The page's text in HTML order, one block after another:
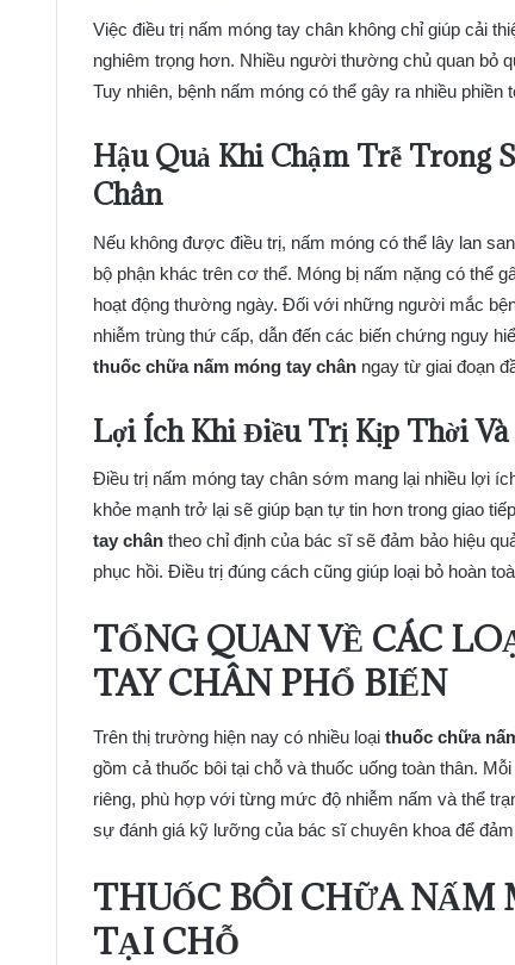
Việc điều trị nấm móng tay chân không chỉ giúp cải
nghiêm trọng hơn. Nhiều người thường chủ quan bỏ
Tuy nhiên, bệnh nấm móng có thể gây ra nhiều
Hậu Quả Khi Chậm Trễ Trong
Chân
Nếu không được điều trị, nấm móng có thể lây lan
bộ phận khác trên cơ thể. Móng bị nấm nặng có thể
hoạt động thường ngày. Đối với những người mắc
nhiễm trùng thứ cấp, dẫn đến các biến chứng nguy
thuốc chữa nấm móng tay chân ngay từ giai đoạn
Lợi Ích Khi Điều Trị Kịp Thời
Điều trị nấm móng tay chân sớm mang lại nhiều lợi
khỏe mạnh trở lại sẽ giúp bạn tự tin hơn trong giao
tay chân theo chỉ định của bác sĩ sẽ đảm bảo hiệu
phục hồi. Điều trị đúng cách cũng giúp loại bỏ hoàn
TỔNG QUAN VỀ CÁC
TAY CHÂN PHỔ BIẾN
Trên thị trường hiện nay có nhiều loại thuốc chữa
gồm cả thuốc bôi tại chỗ và thuốc uống toàn thân.
riêng, phù hợp với từng mức độ nhiễm nấm và thể
sự đánh giá kỹ lưỡng của bác sĩ chuyên khoa để
THUỐC BÔI CHỮA NẤM
TẠI CHỖ